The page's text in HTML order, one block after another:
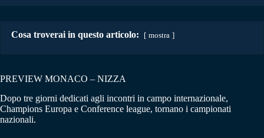
Cosa troverai in questo articolo: mostra
PREVIEW MONACO – NIZZA
Dopo tre giorni dedicati agli incontri in campo internazionale,
Champions Europa e Conference league, tornano i campionati
nazionali.